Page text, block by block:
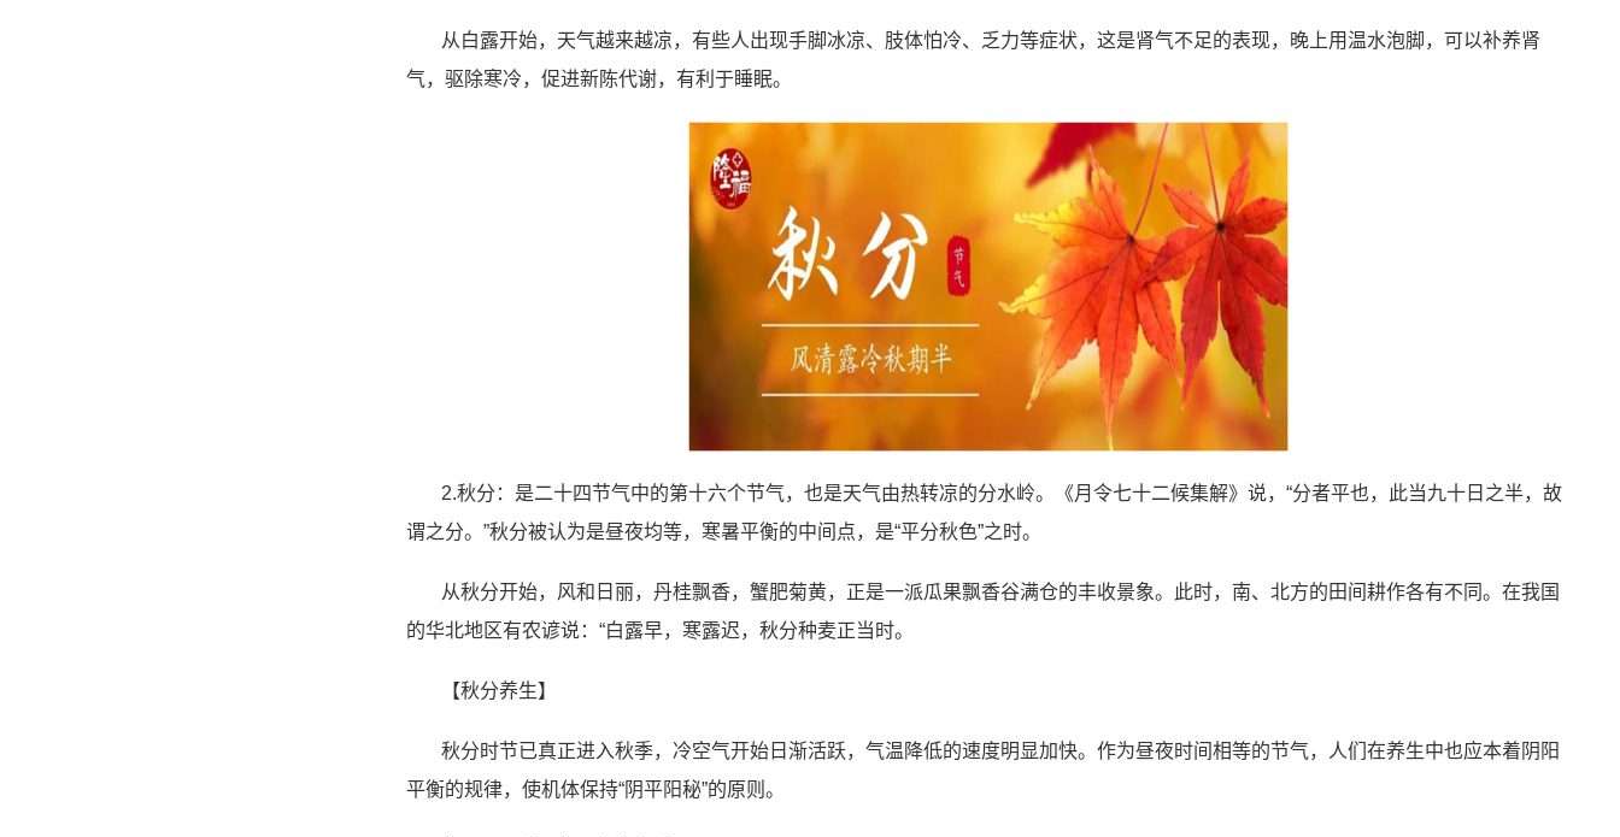
从白露开始，天气越来越凉，有些人出现手脚冰凉、肢体怕冷、乏力等症状，这是肾气不足的表现，晚上用温水泡脚，可以补养肾
气，驱除寒冷，促进新陈代谢，有利于睡眠。
2.秋分：是二十四节气中的第十六个节气，也是天气由热转凉的分水岭。《月令七十二候集解》说，“分者平也，此当九十日之半，故
谓之分。”秋分被认为是昼夜均等，寒暑平衡的中间点，是“平分秋色”之时。
从秋分开始，风和日丽，丹桂飘香，蟹肥菊黄，正是一派瓜果飘香谷满仓的丰收景象。此时，南、北方的田间耕作各有不同。在我国
的华北地区有农谚说：“白露早，寒露迟，秋分种麦正当时。
【秋分养生】
秋分时节已真正进入秋季，冷空气开始日渐活跃，气温降低的速度明显加快。作为昼夜时间相等的节气，人们在养生中也应本着阴阳
平衡的规律，使机体保持“阴平阳秘”的原则。